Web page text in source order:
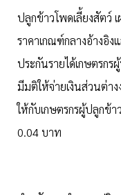
ปลูกข้าวโพดเลี้ยงสัตว์
ราคาเกณฑ์กลางอ้างอิง
ประกันรายได้เกษตรก
มีมติให้จ่ายเงินส่วนต่า
ให้กับเกษตรกรผู้ปลูกข้า
0.04 บาท